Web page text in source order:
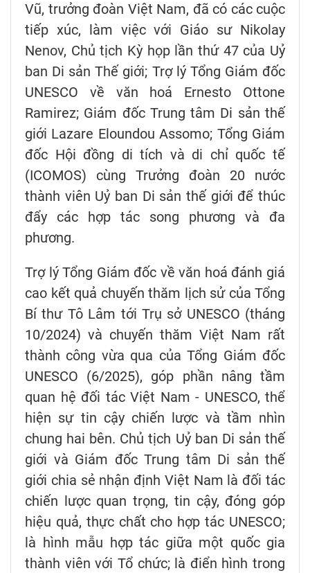
Vũ, trưởng đoàn Việt Nam, đã có các cuộc
tiếp xúc, làm việc với Giáo sư Nikolay
Nenov, Chủ tịch Kỳ họp lần thứ 47 của Uỷ
ban Di sản Thế giới; Trợ lý Tổng Giám đốc
UNESCO về văn hoá Ernesto Ottone
Ramirez; Giám đốc Trung tâm Di sản thế
giới Lazare Eloundou Assomo; Tổng Giám
đốc Hội đồng di tích và di chỉ quốc tế
(ICOMOS) cùng Trưởng đoàn 20 nước
thành viên Uỷ ban Di sản thế giới để thúc
đẩy các hợp tác song phương và đa
phương.
Trợ lý Tổng Giám đốc về văn hoá đánh giá
cao kết quả chuyến thăm lịch sử của Tổng
Bí thư Tô Lâm tới Trụ sở UNESCO (tháng
10/2024) và chuyến thăm Việt Nam rất
thành công vừa qua của Tổng Giám đốc
UNESCO (6/2025), góp phần nâng tầm
quan hệ đối tác Việt Nam - UNESCO, thể
hiện sự tin cậy chiến lược và tầm nhìn
chung hai bên. Chủ tịch Uỷ ban Di sản thế
giới và Giám đốc Trung tâm Di sản thế
giới chia sẻ nhận định Việt Nam là đối tác
chiến lược quan trọng, tin cậy, đóng góp
hiệu quả, thực chất cho hợp tác UNESCO;
là hình mẫu hợp tác giữa một quốc gia
thành viên với Tổ chức; là điển hình trong